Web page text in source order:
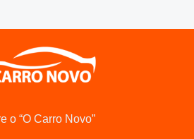
o “O Carro Novo”